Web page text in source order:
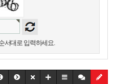
서대로 입력하세요.